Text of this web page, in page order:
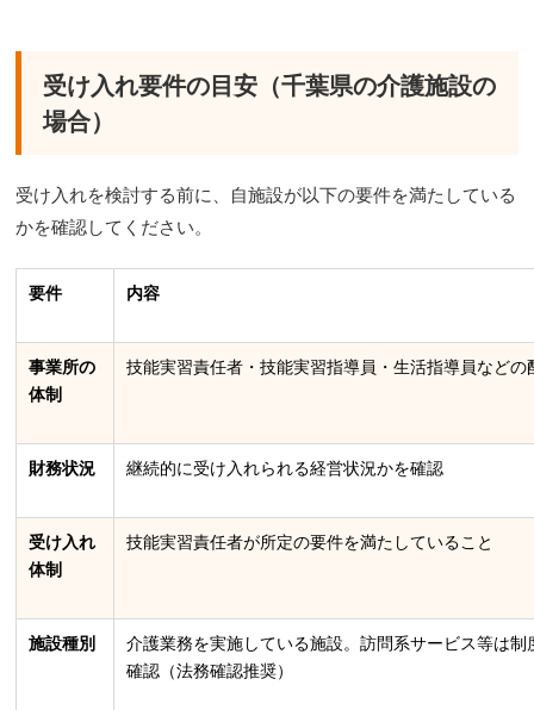
受け入れ要件の目安（千葉県の介護施設の
場合）
受け入れを検討する前に、自施設が以下の要件を満たしている
かを確認してください。
要件 内容
事業所の
体制
技能実習責任者・技能実習指導員・生活指導員などの
財務状況 継続的に受け入れられる経営状況かを確認
受け入れ
体制
技能実習責任者が所定の要件を満たしていること
施設種別
介護業務を実施している施設。訪問系サービス等は制
確認（法務確認推奨）